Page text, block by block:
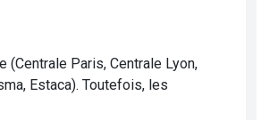
Paris, Centrale Lyon,
Estaca). Toutefois, les